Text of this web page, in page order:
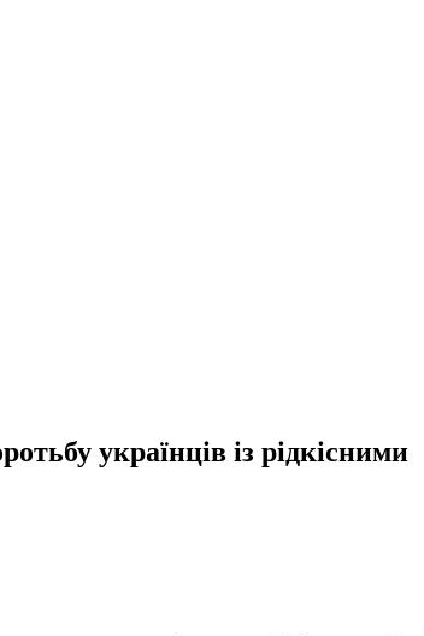
українців із рідкісними